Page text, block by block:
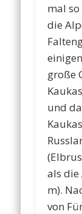
mal
die
große
und
als die
m).
von